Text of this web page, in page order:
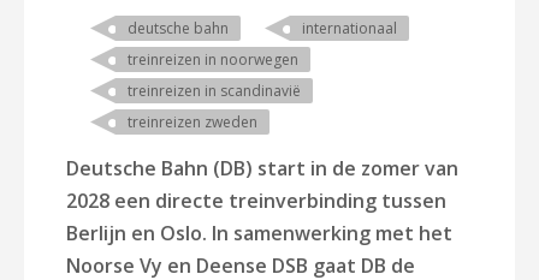
deutsche bahn
internationaal
treinreizen in noorwegen
treinreizen in scandinavië
treinreizen zweden
Deutsche Bahn (DB) start in de zomer van
2028 een directe treinverbinding tussen
Berlijn en Oslo. In samenwerking met het
Noorse Vy en Deense DSB gaat DB de